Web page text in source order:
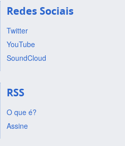
Redes Sociais
Twitter
YouTube
SoundCloud
RSS
O que é?
Assine